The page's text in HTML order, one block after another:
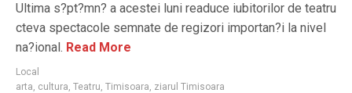
Ultima s?pt?mn? a acestei luni readuce iubitorilor de teatru
cteva spectacole semnate de regizori importan?i la nivel
na?ional. Read More
Local
arta, cultura, Teatru, Timisoara, ziarul Timisoara